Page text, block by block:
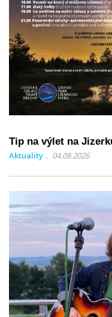
Tip na výlet na
Aktuality 04.08.2026